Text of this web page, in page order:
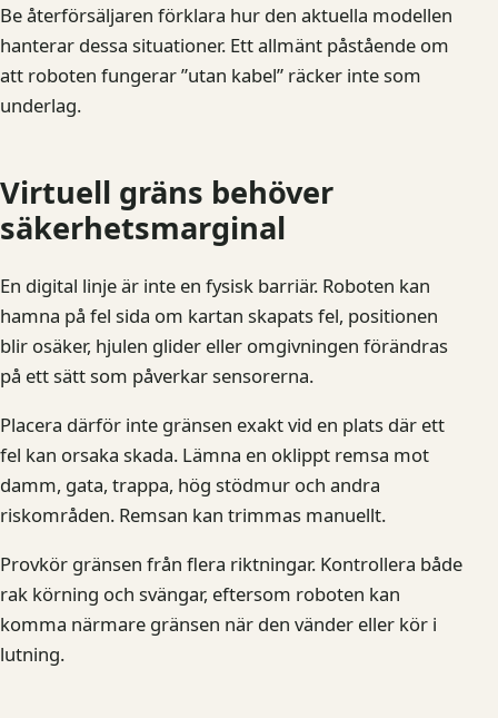
Be återförsäljaren förklara hur den aktuella modellen
hanterar dessa situationer. Ett allmänt påstående om
att roboten fungerar ”utan kabel” räcker inte som
underlag.
Virtuell gräns behöver
säkerhetsmarginal
En digital linje är inte en fysisk barriär. Roboten kan
hamna på fel sida om kartan skapats fel, positionen
blir osäker, hjulen glider eller omgivningen förändras
på ett sätt som påverkar sensorerna.
Placera därför inte gränsen exakt vid en plats där ett
fel kan orsaka skada. Lämna en oklippt remsa mot
damm, gata, trappa, hög stödmur och andra
riskområden. Remsan kan trimmas manuellt.
Provkör gränsen från flera riktningar. Kontrollera både
rak körning och svängar, eftersom roboten kan
komma närmare gränsen när den vänder eller kör i
lutning.